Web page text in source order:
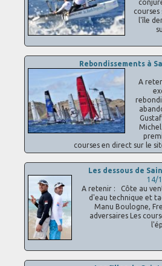
courses
l'île
Rebondissements à
A
courses en direct sur le
Les dessous de
14/
A retenir : Côte au
d'eau technique et
Manu Boulogne,
adversaires Les